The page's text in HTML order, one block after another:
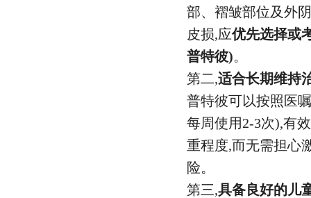
部、褶皱部位及外
皮损,应优先选择或
普特彼)。
第二,适合长期维持
普特彼可以按照医
每周使用2-3次),有
重程度,而无需担心
险。
第三,具备良好的儿